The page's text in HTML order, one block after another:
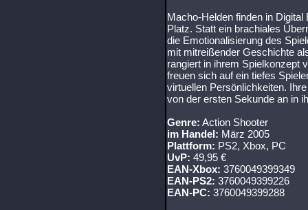
Macho-Helden finden in
Platz. Statt ein brachiales
die Emotionalisierung des
mit mitreißender Geschichte
rangiert in ihrem Spielkonzept
freuen sich auf ein tiefes
virtuellen Persönlichkeiten.
von der ersten Sekunde an in
Genre: Action Shooter
im Handel: März 2005
Plattform: PS2, Xbox, PC
UvP: 49,95 €
EAN-Xbox: 3760049399349
EAN-PS2: 3760049399226
EAN-PC: 3760049399288